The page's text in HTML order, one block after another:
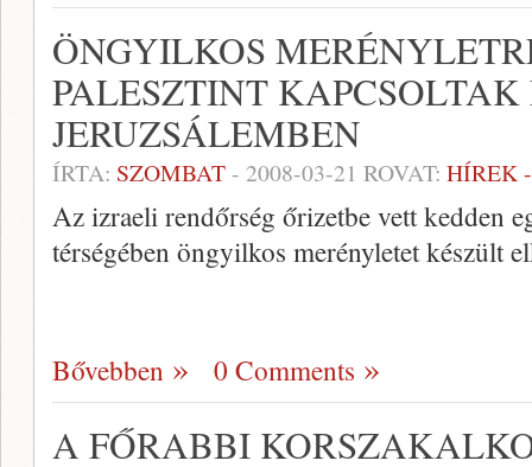
ÖNGYILKOS
PALESZTINT KAPCSOLTAK
JERUZSÁLEMBEN
ÍRTA: SZOMBAT- 2008-03-21 ROVAT: HÍREK
Az izraeli rendőrség őrizetbe vett kedden
térségében öngyilkos merényletet készült
Bővebben 0 Comments
A FŐRABBI